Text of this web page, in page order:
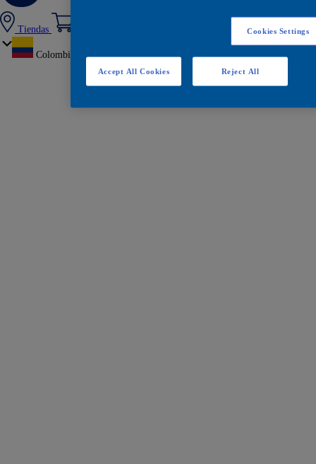
Tiendas
Colombia
Cookies Settings
Reject All
Accept All Cookies